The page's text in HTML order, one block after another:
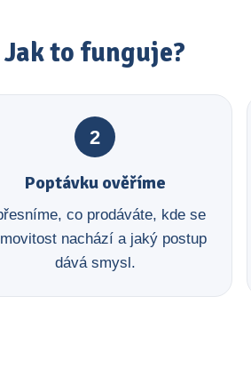
Jak to funguje?
2
Poptávku ověříme
co prodáváte, kde se
nachází a jaký postup
dává smysl.